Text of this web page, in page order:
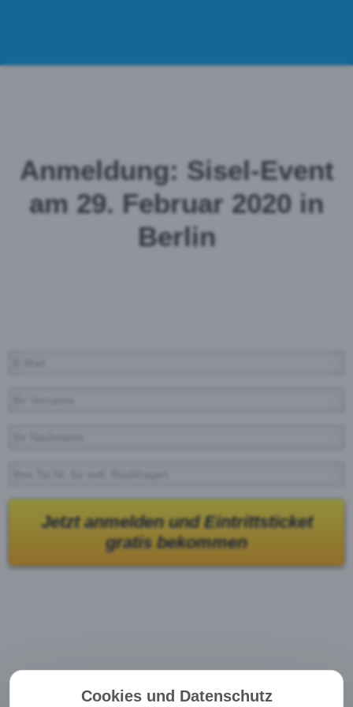
Anmeldung: Sisel-Event
am 29. Februar 2020 in
Berlin
Jetzt anmelden und Eintrittsticket
gratis bekommen
Cookies und Datenschutz